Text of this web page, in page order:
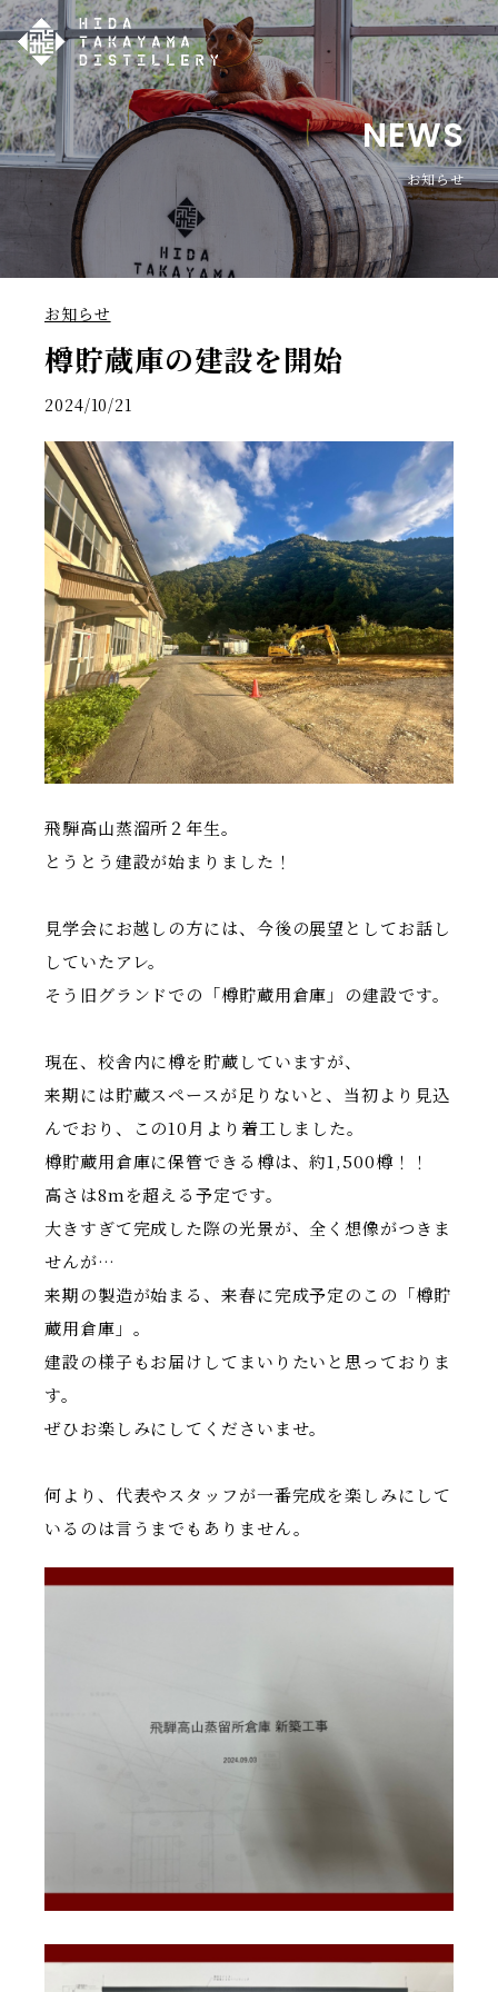
NEWS
お知らせ
お知らせ
樽貯蔵庫の建設を開始
2024/10/21
飛騨高山蒸溜所２年生。
とうとう建設が始まりました！
見学会にお越しの方には、今後の展望としてお話し
していたアレ。
そう旧グランドでの「樽貯蔵用倉庫」の建設です。
現在、校舎内に樽を貯蔵していますが、
来期には貯蔵スペースが足りないと、当初より見込
んでおり、この10月より着工しました。
樽貯蔵用倉庫に保管できる樽は、約1,500樽！！
高さは8mを超える予定です。
大きすぎて完成した際の光景が、全く想像がつきま
せんが…
来期の製造が始まる、来春に完成予定のこの「樽貯
蔵用倉庫」。
建設の様子もお届けしてまいりたいと思っておりま
す。
ぜひお楽しみにしてくださいませ。
何より、代表やスタッフが一番完成を楽しみにして
いるのは言うまでもありません。